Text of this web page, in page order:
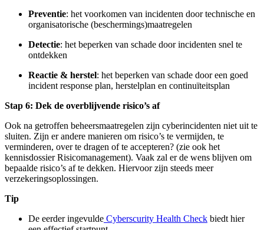
Preventie: het voorkomen van incidenten door technische en
organisatorische (beschermings)maatregelen
Detectie: het beperken van schade door incidenten snel te
ontdekken
Reactie & herstel: het beperken van schade door een goed
incident response plan, herstelplan en continuïteitsplan
Stap 6: Dek de overblijvende risico’s af
Ook na getroffen beheersmaatregelen zijn cyberincidenten niet uit te
sluiten. Zijn er andere manieren om risico’s te vermijden, te
verminderen, over te dragen of te accepteren? (zie ook het
kennisdossier Risicomanagement). Vaak zal er de wens blijven om
bepaalde risico’s af te dekken. Hiervoor zijn steeds meer
verzekeringsoplossingen.
Tip
De eerder ingevulde Cyberscurity Health Check biedt hier